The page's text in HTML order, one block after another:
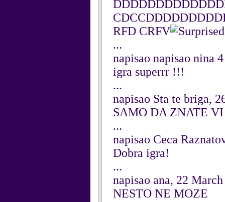
RFD CRFV
...
napisao napisao nina
igra superrr !!!
...
napisao Sta te briga,
SAMO DA ZNATE
...
napisao Ceca
Dobra igra!
...
napisao ana, 22
NESTO NE MOZE